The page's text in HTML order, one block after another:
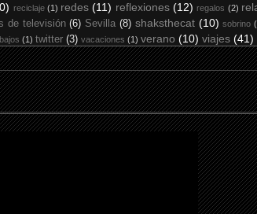
reciclaje (1) redes (11) reflexiones (12) regalos (2)
de televisión (6) Sevilla (8) shaksthecat (10) sobrino
(1) twitter (3) vacaciones (1) verano (10) viajes (41)